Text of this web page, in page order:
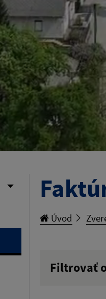
Úvod
Filtrovať